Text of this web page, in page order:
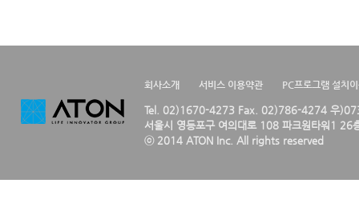
회사소개 서비스 이용약관 PC프로그램 설치
Tel. 02)1670-4273 Fax. 02)786-4274 우
서울시 영등포구 여의대로 108 파크원타워1 26
ⓒ 2014 ATON Inc. All rights reserved